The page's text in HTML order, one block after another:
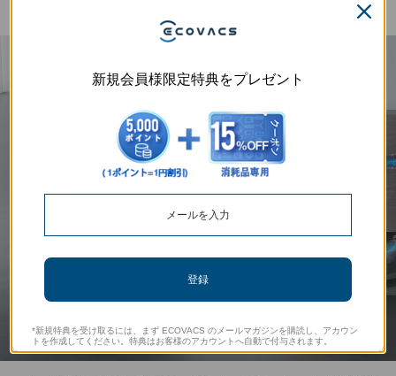
新規会員様限定特典をプレゼント
登録
*新規特典を受け取るには、まず ECOVACS のメールマガジンを購読し、アカウン
トを作成してください。特典はお客様のアカウントへ自動で付与されます。